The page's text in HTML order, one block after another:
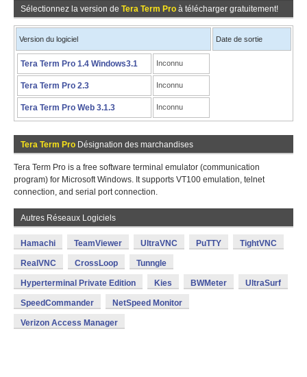
Sélectionnez la version de Tera Term Pro à télécharger gratuitement!
Version du logiciel Date de sortie
Tera Term Pro 1.4 Windows3.1 Inconnu
Tera Term Pro 2.3 Inconnu
Tera Term Pro Web 3.1.3 Inconnu
Tera Term Pro Désignation des marchandises
Tera Term Pro is a free software terminal emulator (communication
program) for Microsoft Windows. It supports VT100 emulation, telnet
connection, and serial port connection.
Autres Réseaux Logiciels
Hamachi TeamViewer UltraVNC PuTTY TightVNC
RealVNC CrossLoop Tunngle
Hyperterminal Private Edition Kies BWMeter UltraSurf
SpeedCommander NetSpeed Monitor
Verizon Access Manager